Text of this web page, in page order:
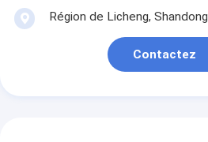
Région de Licheng, Shandong
Contactez